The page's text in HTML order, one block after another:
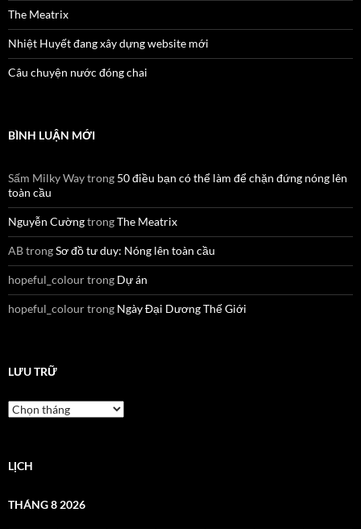
The Meatrix
Nhiệt Huyết đang xây dựng website mới
Câu chuyện nước đóng chai
BÌNH LUẬN MỚI
Sấm Milky Waytrong 50 điều bạn có thể làm để chặn đứng nóng lên
toàn cầu
Nguyễn CườngtrongThe Meatrix
ABtrongSơ đồ tư duy: Nóng lên toàn cầu
hopeful_colourtrong Dự án
hopeful_colourtrong Ngày Đại Dương Thế Giới
LƯU TRỮ
Lưu
trữ
LỊCH
THÁNG 8 2026